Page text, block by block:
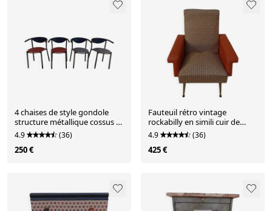
4 chaises de style gondole
structure métallique cossus et
simili cuir
4.9 (36)
250 €
Fauteuil rétro vintage
rockabilly en simili cuir de
couleur orange et tiss
4.9 (36)
425 €